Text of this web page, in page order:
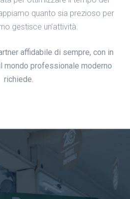
quanto sia prezioso per
gestisce un’attività.
affidabile di sempre, con in
mondo professionale moderno
richiede.